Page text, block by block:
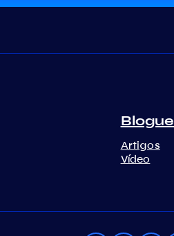
Blogue
Artigos
Vídeo